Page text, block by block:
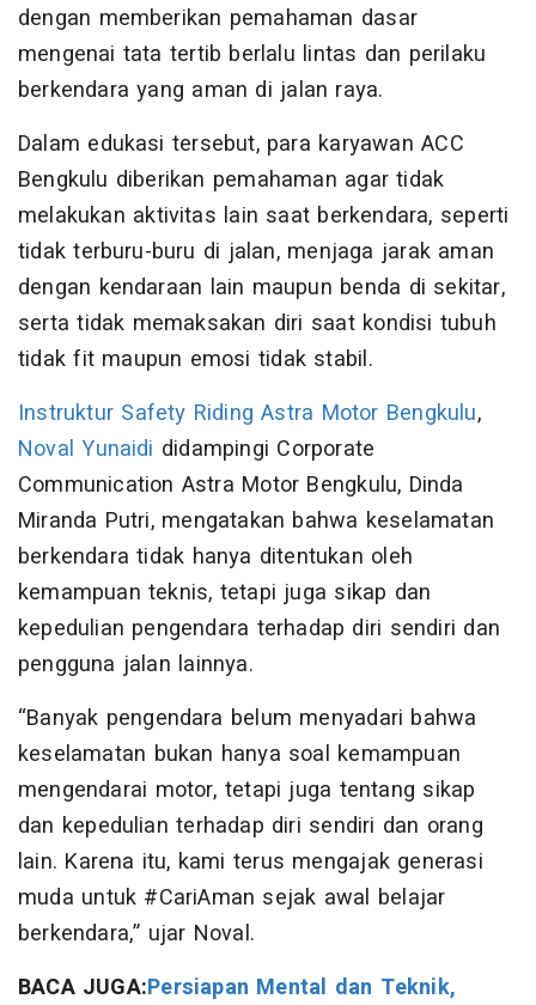
dengan memberikan pemahaman dasar
mengenai tata tertib berlalu lintas dan perilaku
berkendara yang aman di jalan raya.
Dalam edukasi tersebut, para karyawan ACC
Bengkulu diberikan pemahaman agar tidak
melakukan aktivitas lain saat berkendara, seperti
tidak terburu-buru di jalan, menjaga jarak aman
dengan kendaraan lain maupun benda di sekitar,
serta tidak memaksakan diri saat kondisi tubuh
tidak fit maupun emosi tidak stabil.
Instruktur Safety Riding Astra Motor Bengkulu,
Noval Yunaidi didampingi Corporate
Communication Astra Motor Bengkulu, Dinda
Miranda Putri, mengatakan bahwa keselamatan
berkendara tidak hanya ditentukan oleh
kemampuan teknis, tetapi juga sikap dan
kepedulian pengendara terhadap diri sendiri dan
pengguna jalan lainnya.
“Banyak pengendara belum menyadari bahwa
keselamatan bukan hanya soal kemampuan
mengendarai motor, tetapi juga tentang sikap
dan kepedulian terhadap diri sendiri dan orang
lain. Karena itu, kami terus mengajak generasi
muda untuk #CariAman sejak awal belajar
berkendara,” ujar Noval.
BACA JUGA:Persiapan Mental dan Teknik,